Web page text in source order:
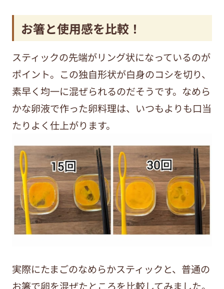
お箸と使用感を比較！
スティックの先端がリング状になっているのが
ポイント。この独自形状が白身のコシを切り、
素早く均一に混ぜられるのだそうです。なめら
かな卵液で作った卵料理は、いつもよりも口当
たりよく仕上がります。
実際にたまごのなめらかスティックと、普通の